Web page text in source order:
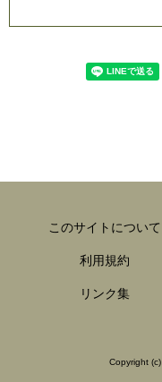
このサイトについて
利用規約
リンク集
Copyright (c)